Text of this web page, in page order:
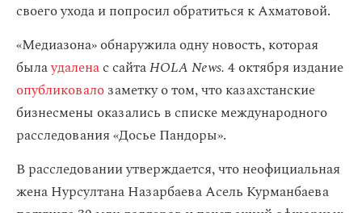
своего ухода и попросил обратиться к Ахматовой.
«Медиазона» обнаружила одну новость, которая
былаудаленас сайтаHOLA News.4 октября издание
опубликовалозаметку о том, что казахстанские
бизнесмены оказались в списке международного
расследования «Досье Пандоры».
В расследовании утверждается, что неофициальная
жена Нурсултана Назарбаева Асель Курманбаева